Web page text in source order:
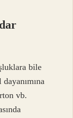
bile
vb.